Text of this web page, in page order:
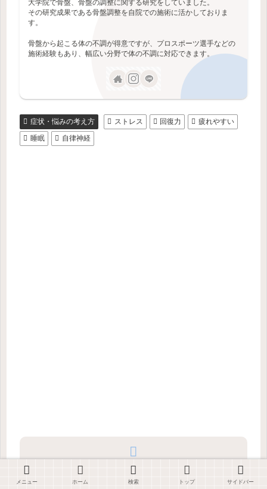
大学院で骨盤、骨盤の調整に関する研究をしていました。
その研究成果である骨盤調整を自院での施術に活かしておりま
す。
骨盤から起こる体の不調が得意ですが、プロスポーツ選手などの
施術経験もあり、幅広い分野で体の不調に対応できます。
症状・悩みの考え方 ストレス 回復力
疲れやすい
睡眠
自律神経
シェアする
メニュー ホーム 検索 トップ サイドバー